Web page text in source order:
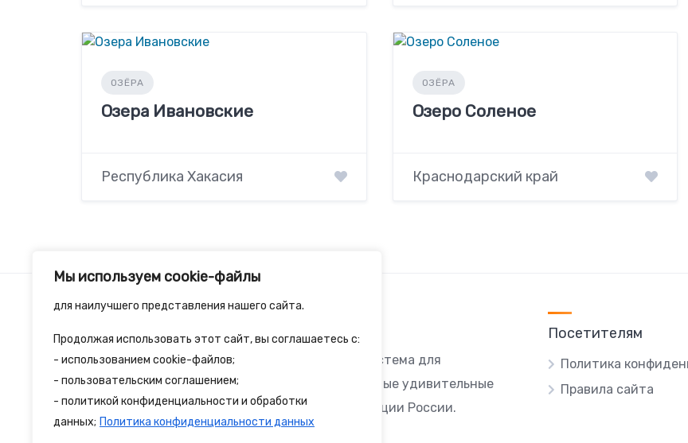
Мы используем cookie-файлы
для наилучшего представления нашего сайта.
Продолжая использовать этот сайт, вы соглашаетесь с:
- использованием cookie-файлов;
- пользовательским соглашением;
- политикой конфиденциальности и обработки
данных; Политика конфиденциальности данных
ОЗЁРА
Озера Ивановские
Республика Хакасия
ОЗЁРА
Озеро Соленое
Краснодарский край
2spalnika.ru — это удобная информационная система для
путешественников и туристов где собраны самые удивительные
достопримечательности и туристические локации России.
Посетителям
Политика
Правила сайта